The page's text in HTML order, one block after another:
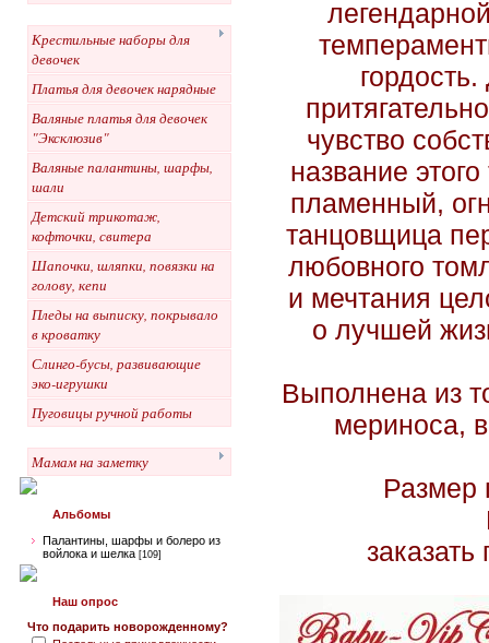
Крестильные наборы для
девочек
Платья для девочек нарядные
Валяные платья для девочек
"Эксклюзив"
Валяные палантины, шарфы,
шали
Детский трикотаж,
кофточки, свитера
Шапочки, шляпки, повязки на
голову, кепи
Пледы на выписку, покрывало
в кроватку
Слинго-бусы, развивающие
эко-игрушки
Пуговицы ручной работы
Мамам на заметку
Альбомы
Палантины, шарфы и болеро из
войлока и шелка [109]
Наш опрос
Что подарить новорожденному?
чувство
название
пламенный,
танцовщица
любовного
и мечтания
о лучшей
Выполнена из
мериноса,
Размер